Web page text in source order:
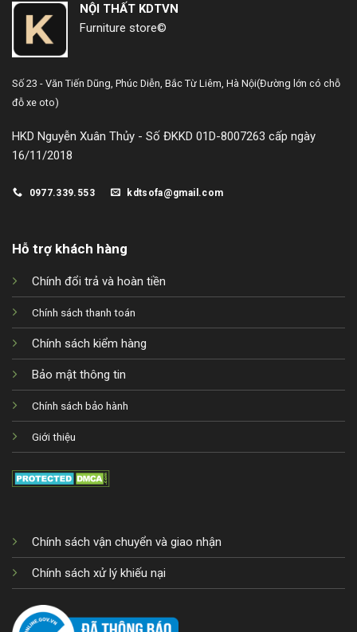
NỘI THẤT KDTVN
Furniture store©
Số 23 - Văn Tiến Dũng, Phúc Diễn, Bắc Từ Liêm, Hà Nội(Đường lớn có chỗ
đỗ xe oto)
HKD Nguyễn Xuân Thủy - Số ĐKKD 01D-8007263 cấp ngày
16/11/2018
0977.339.553 kdtsofa@gmail.com
Hỗ trợ khách hàng
Chính đổi trả và hoàn tiền
Chính sách thanh toán
Chính sách kiểm hàng
Bảo mật thông tin
Chính sách bảo hành
Giới thiệu
Chính sách vận chuyển và giao nhận
Chính sách xử lý khiếu nại